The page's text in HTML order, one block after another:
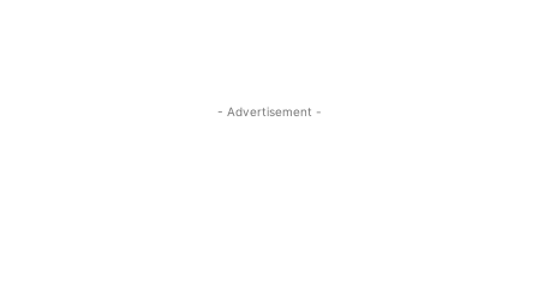
- Advertisement -